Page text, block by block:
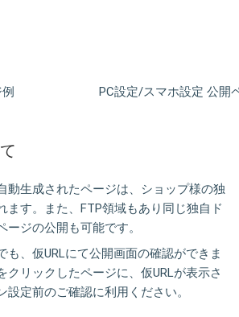
PC設定/スマホ設定 公開
動生成されたページは、ショップ様の独
ます。また、FTP領域もあり同じ独自ド
ージの公開も可能です。
も、仮URLにて公開画面の確認ができま
クリックしたページに、仮URLが表示さ
設定前のご確認に利用ください。